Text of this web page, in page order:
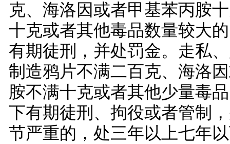
克、海洛因或者甲基苯丙胺
十克或者其他毒品数量较大
有期徒刑，并处罚金。走私
制造鸦片不满二百克、海洛
胺不满十克或者其他少量毒
下有期徒刑、拘役或者管制
节严重的，处三年以上七年